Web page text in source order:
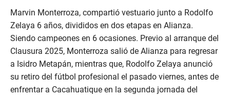
Marvin Monterroza, compartió vestuario junto a Rodolfo
Zelaya 6 años, divididos en dos etapas en Alianza.
Siendo campeones en 6 ocasiones. Previo al arranque del
Clausura 2025, Monterroza salió de Alianza para regresar
a Isidro Metapán, mientras que, Rodolfo Zelaya anunció
su retiro del fútbol profesional el pasado viernes, antes de
enfrentar a Cacahuatique en la segunda jornada del